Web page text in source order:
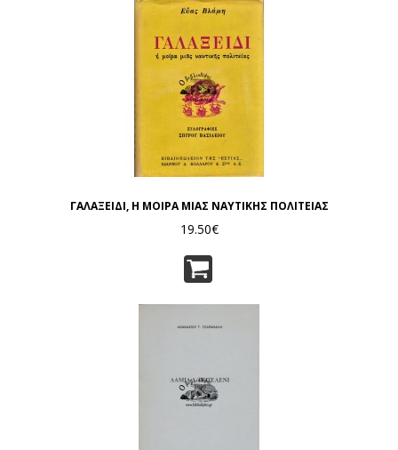
ΓΑΛΑΞΕΙΔΙ, Η ΜΟΙΡΑ ΜΙΑΣ ΝΑΥΤΙΚΗΣ ΠΟΛΙΤΕΙΑΣ
19.50€